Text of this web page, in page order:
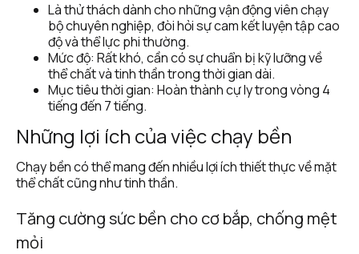
Là thử thách dành cho những vận động viên chạy
bộ chuyên nghiệp, đòi hỏi sự cam kết luyện tập cao
độ và thể lực phi thường.
Mức độ: Rất khó, cần có sự chuẩn bị kỹ lưỡng về
thể chất và tinh thần trong thời gian dài.
Mục tiêu thời gian: Hoàn thành cự ly trong vòng 4
tiếng đến 7 tiếng.
Những lợi ích của việc chạy bền
Chạy bền có thể mang đến nhiều lợi ích thiết thực về mặt
thể chất cũng như tinh thần.
Tăng cường sức bền cho cơ bắp, chống mệt
mỏi